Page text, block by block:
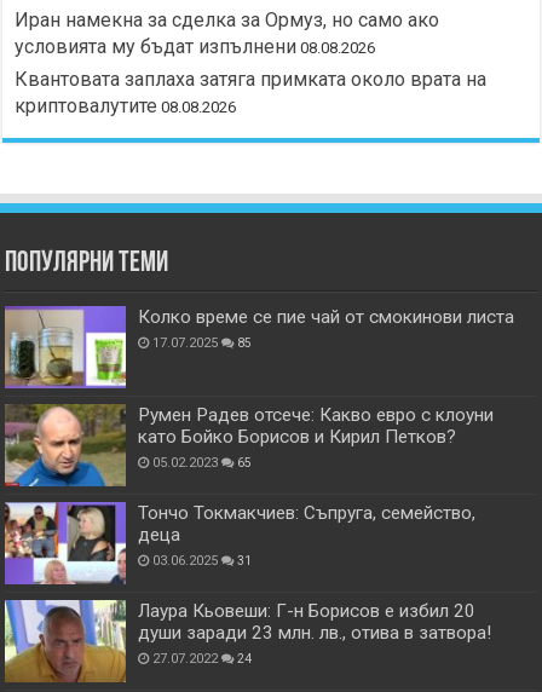
Иран намекна за сделка за Ормуз, но само ако
условията му бъдат изпълнени 08.08.2026
Квантовата заплаха затяга примката около врата на
криптовалутите 08.08.2026
Популярни теми
Колко време се пие чай от смокинови листа
17.07.2025 85
Румен Радев отсече: Какво евро с клоуни
като Бойко Борисов и Кирил Петков?
05.02.2023 65
Тончо Токмакчиев: Съпруга, семейство,
деца
03.06.2025 31
Лаура Кьовеши: Г-н Борисов е избил 20
души заради 23 млн. лв., отива в затвора!
27.07.2022 24